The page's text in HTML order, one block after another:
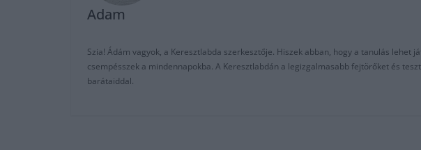
Adam
Szia! Ádám vagyok, a Keresztlabda szerkesztője. Hiszek abban, hogy a tanulás
csempésszek a mindennapokba. A Keresztlabdán a legizgalmasabb fejtörőket és
barátaiddal.